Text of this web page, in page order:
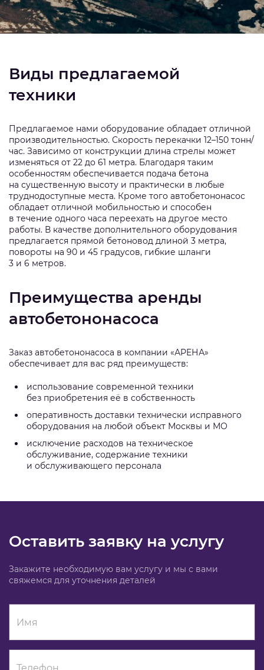
Виды предлагаемой
техники
Предлагаемое нами оборудование обладает отличной
производительностью. Скорость перекачки 12–150 тонн/
час. Зависимо от конструкции длина стрелы может
изменяться от 22 до 61 метра. Благодаря таким
особенностям обеспечивается подача бетона
на существенную высоту и практически в любые
труднодоступные места. Кроме того автобетононасос
обладает отличной мобильностью и способен
в течение одного часа переехать на другое место
работы. В качестве дополнительного оборудования
предлагается прямой бетоновод длиной 3 метра,
повороты на 90 и 45 градусов, гибкие шланги
3 и 6 метров.
Преимущества аренды
автобетононасоса
Заказ автобетононасоса в компании «АРЕНА»
обеспечивает для вас ряд преимуществ:
использование современной техники
без приобретения её в собственность
оперативность доставки технически исправного
оборудования на любой объект Москвы и МО
исключение расходов на техническое
обслуживание, содержание техники
и обслуживающего персонала
Оставить заявку на услугу
Закажите необходимую вам услугу и мы с вами
свяжемся для уточнения деталей